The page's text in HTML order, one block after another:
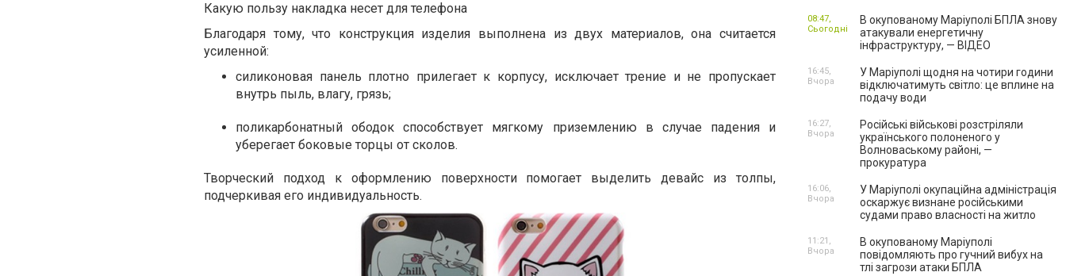
Какую пользу накладка несет для телефона
Благодаря тому, что конструкция изделия выполнена из двух материалов, она считается
усиленной:
силиконовая панель плотно прилегает к корпусу, исключает трение и не пропускает
внутрь пыль, влагу, грязь;
поликарбонатный ободок способствует мягкому приземлению в случае падения и
уберегает боковые торцы от сколов.
Творческий подход к оформлению поверхности помогает выделить девайс из толпы,
подчеркивая его индивидуальность.
В окупованому Маріуполі БПЛА знову
атакували енергетичну
інфраструктуру, — ВІДЕО
08:47,
Сьогодні
У Маріуполі щодня на чотири години
відключатимуть світло: це вплине на
подачу води
16:45,
Вчора
Російські військові розстріляли
українського полоненого у
Волноваському районі, —
прокуратура
16:27,
Вчора
У Маріуполі окупаційна адміністрація
оскаржує визнане російськими
судами право власності на житло
16:06,
Вчора
В окупованому Маріуполі
повідомляють про гучний вибух на
тлі загрози атаки БПЛА
11:21,
Вчора